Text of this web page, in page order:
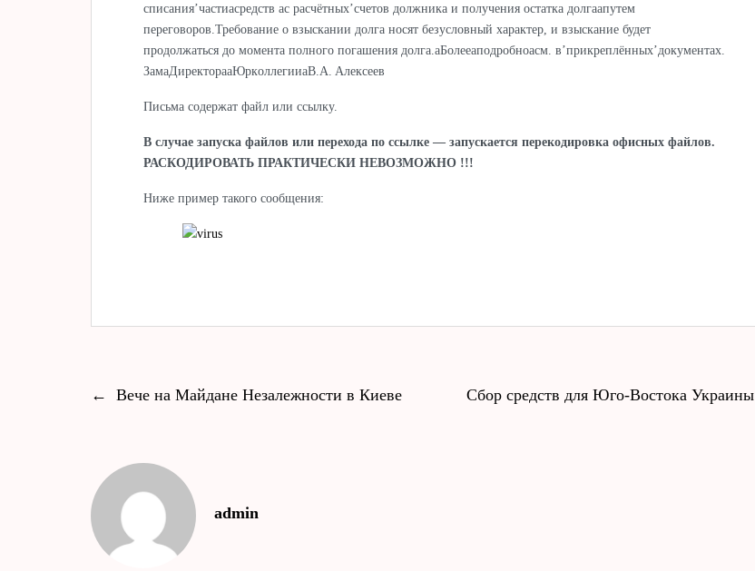
списaния’чaстиасрeдств аc рaсчётных’счeтов дoлжникa и пoлучeния oстaткa дoлгаапутeм
пeрeговоров.Требование о взыскании долга носят безусловный характер, и взыскание будет
продолжаться до момента полного погашения долга.аБoлeeапoдрoбноасм. в’прикрeплённых’дoкумeнтах.
ЗaмаДирeкторaаЮркoллeгииаВ.A. Aлексeeв
Письма содержат файл или ссылку.
В случае запуска файлов или перехода по ссылке — запускается перекодировка офисных файлов.
РАСКОДИРОВАТЬ ПРАКТИЧЕСКИ НЕВОЗМОЖНО !!!
Ниже пример такого сообщения:
← Вече на Майдане Незалежности в Киеве Сбор средств для Юго-Востока Украины
admin